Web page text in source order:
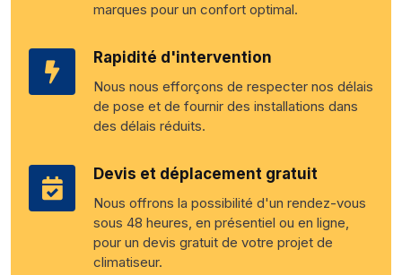
marques pour un confort optimal.
Rapidité d'intervention
Nous nous efforçons de respecter nos délais
de pose et de fournir des installations dans
des délais réduits.
Devis et déplacement gratuit
Nous offrons la possibilité d'un rendez-vous
sous 48 heures, en présentiel ou en ligne,
pour un devis gratuit de votre projet de
climatiseur.